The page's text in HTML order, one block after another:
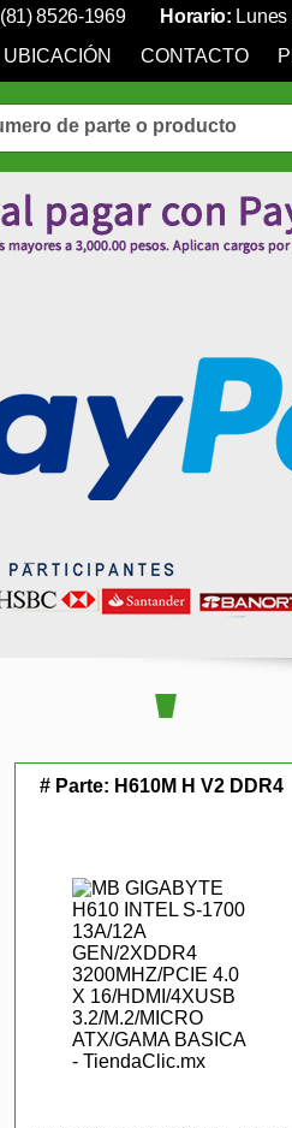
(81) 8526-1969 Horario:
UBICACIÓN CONTACTO
# Parte: H610M H V2 DDR4